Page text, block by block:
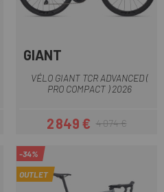
GIANT
VÉLO GIANT TCR ADVANCED (
PRO COMPACT ) 2026
Prix
2 849 €Prix habituel
4 074 €
-34%
OUTLET